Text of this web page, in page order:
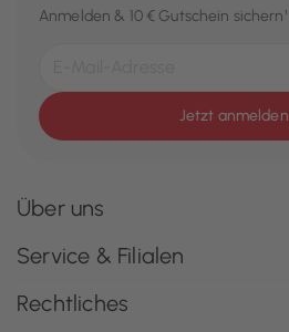
Anmelden & 10 € Gutschein sichern¹
Jetzt anmelden
Über uns
Service & Filialen
Rechtliches